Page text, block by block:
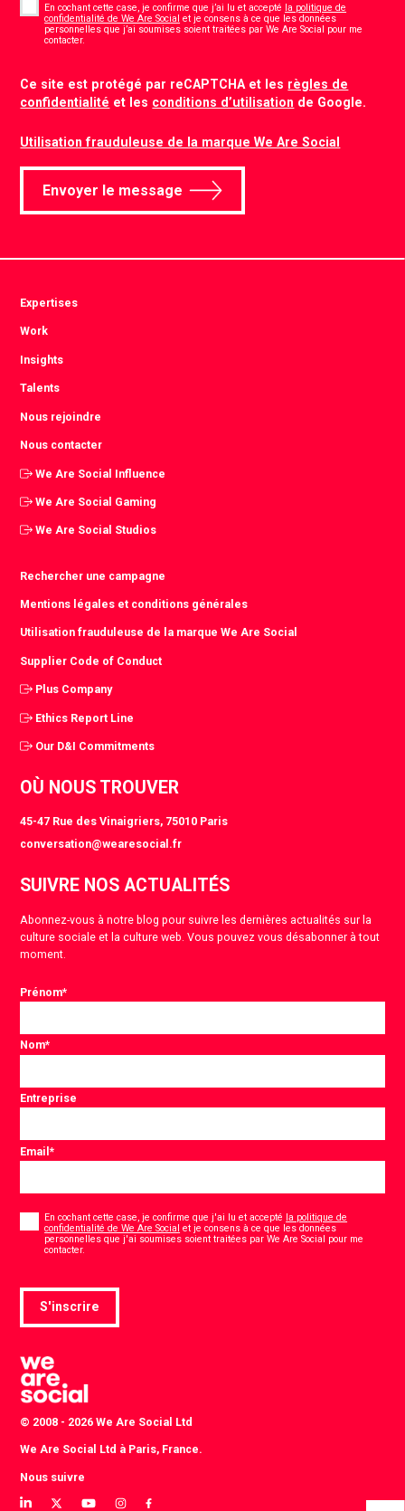
En cochant cette case, je confirme que j’ai lu et accepté la politique de
confidentialité de We Are Social et je consens à ce que les données
personnelles que j’ai soumises soient traitées par We Are Social pour me
contacter.
Ce site est protégé par reCAPTCHA et les règles de
confidentialité et les conditions d’utilisation de Google.
Utilisation frauduleuse de la marque We Are Social
Envoyer le message
Expertises
Work
Insights
Talents
Nous rejoindre
Nous contacter
We Are Social Influence
We Are Social Gaming
We Are Social Studios
Rechercher une campagne
Mentions légales et conditions générales
Utilisation frauduleuse de la marque We Are Social
Supplier Code of Conduct
Plus Company
Ethics Report Line
Our D&I Commitments
OÙ NOUS TROUVER
45-47 Rue des Vinaigriers, 75010 Paris
conversation@wearesocial.fr
SUIVRE NOS ACTUALITÉS
Abonnez-vous à notre blog pour suivre les dernières actualités sur la
culture sociale et la culture web. Vous pouvez vous désabonner à tout
moment.
Prénom*
Nom*
Entreprise
Email*
En cochant cette case, je confirme que j'ai lu et accepté la politique de
confidentialité de We Are Social et je consens à ce que les données
personnelles que j'ai soumises soient traitées par We Are Social pour me
contacter.
S'inscrire
© 2008 - 2026 We Are Social Ltd
We Are Social Ltd à Paris, France.
Nous suivre
View
View View View View